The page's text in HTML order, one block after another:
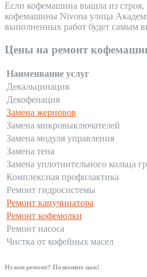
Если кофемашина вышла из строя,
кофемашины Nivona улица
выполненных работ будет самым
Цены на ремонт
Наименвание услуг
Декальцинация
Декофенация
Замена жерновов
Замена микровыключателей
Замена модуля управления
Замена тена
Замена уплотнительного кольца
Комплексная профилактика
Ремонт гидросистемы
Ремонт капучинатора
Ремонт кофемолки
Ремонт насоса
Чистка от кофейных масел
Нужен ремонт? Позвоните нам!